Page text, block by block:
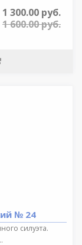
1 300.00 руб.
1 600.00 руб.
№ 24
силуэта.